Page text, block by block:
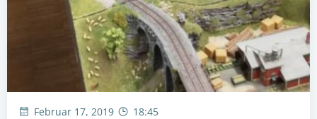
Februar 17, 2019 18:45